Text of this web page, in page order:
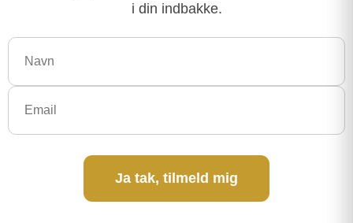
i din indbakke.
Ja tak, tilmeld mig